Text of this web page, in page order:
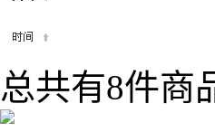
总共有8件商